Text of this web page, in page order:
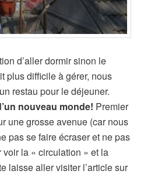
d’aller dormir sinon le
plus difficile à gérer, nous
restau pour le déjeuner.
nouveau monde! Premier
une grosse avenue (car nous
pas se faire écraser et ne pas
la « circulation » et la
laisse aller visiter l’article sur